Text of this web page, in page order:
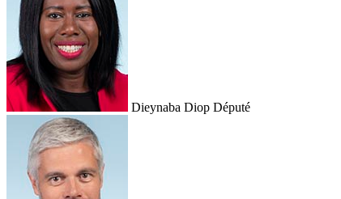
Dieynaba Diop Député